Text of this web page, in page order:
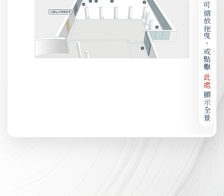
可縮放拖曳，或點擊
此處
顯示全景